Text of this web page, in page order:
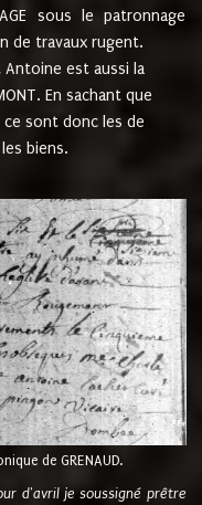
sous le patronnage
de travaux rugent.
Antoine est aussi la
En sachant que
sont donc les de
biens.
de GRENAUD.
d'avril je soussigné prêtre